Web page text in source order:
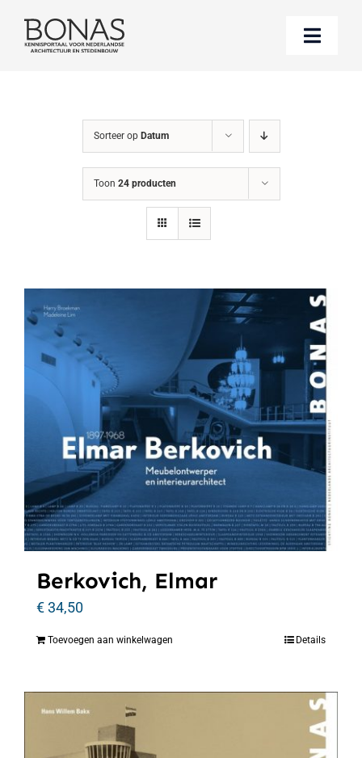
naar
Toggle
Boeken bestellen
Over BONAS
Sorteer op Datum
Toon 24 producten
Berkovich, Elmar
€34,50
Toevoegen aan winkelwagen Details